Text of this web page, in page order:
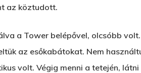
az köztudott.
a Tower belépővel, olcsóbb
az esőkabátokat. Nem
volt. Végig menni a tetején,